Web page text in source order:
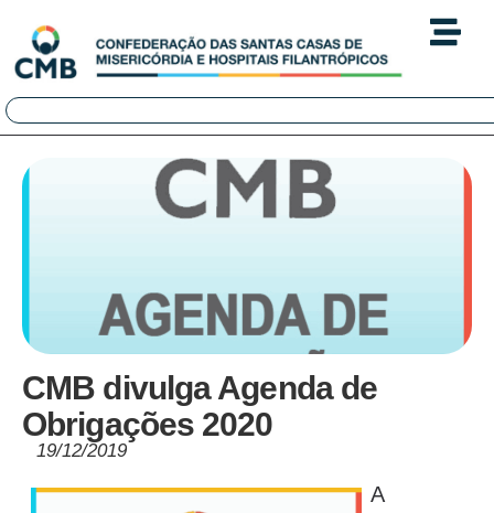
CMB divulga Agenda de
Obrigações 2020
19/12/2019
A